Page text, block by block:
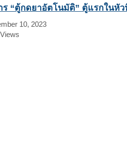
ร “ตู้กดยาอัตโนมัติ” ตู้แรกในหั
10, 2023
Views